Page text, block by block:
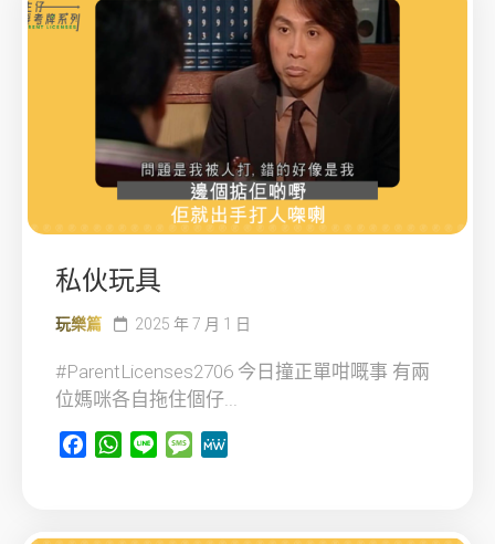
私伙玩具
玩樂篇 2025 年 7 月 1 日
#ParentLicenses2706 今日撞正單咁嘅事 有兩
位媽咪各自拖住個仔...
FacebookWhatsApp
Line Message